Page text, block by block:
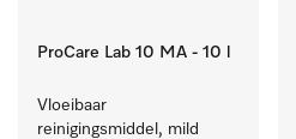
ProCare Lab 10 MA - 10 l
Vloeibaar
reinigingsmiddel, mild